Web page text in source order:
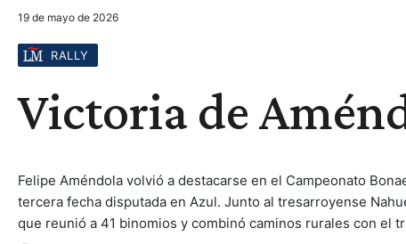
VIRALES ACCIDENTES
19 de mayo de 2026
RALLY
Victoria de
Felipe Améndola volvió a destacarse en el Campeonato
tercera fecha disputada en Azul. Junto al tresarroyense
que reunió a 41 binomios y combinó caminos rurales con el